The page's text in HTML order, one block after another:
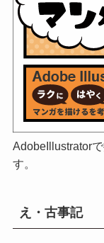
AdobeIllustrator
す。
え・古事記